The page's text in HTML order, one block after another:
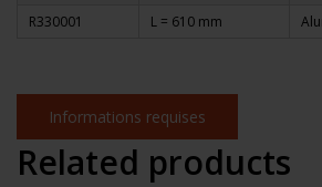
R330001
L = 610 mm
Informations requises
Related products